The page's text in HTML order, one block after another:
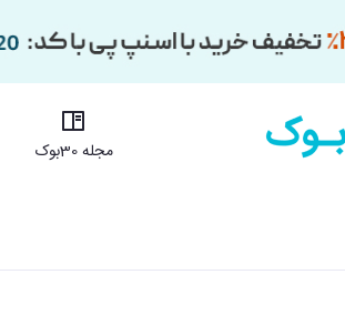
مجله 30بوک